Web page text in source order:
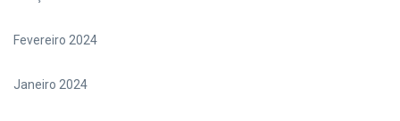
Fevereiro 2024
Janeiro 2024